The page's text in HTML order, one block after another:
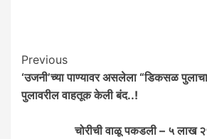
Post
Navigation
Previous
‘उजनी’च्या पाण्यावर असलेला “डिकसळ
पुलावरील वाहतूक केली बंद..!
चोरीची वाळू पकडली – ५ लाख